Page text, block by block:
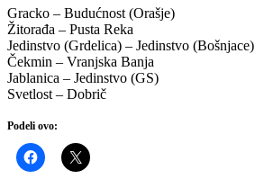
Gracko – Budućnost (Orašje)
Žitorađa – Pusta Reka
Jedinstvo (Grdelica) – Jedinstvo (Bošnjace)
Čekmin – Vranjska Banja
Jablanica – Jedinstvo (GS)
Svetlost – Dobrič
Podeli ovo: